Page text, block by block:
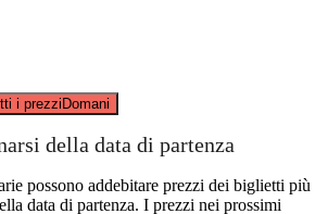
i prezziDomani
della data di partenza
possono addebitare prezzi dei biglietti più
data di partenza. I prezzi nei prossimi